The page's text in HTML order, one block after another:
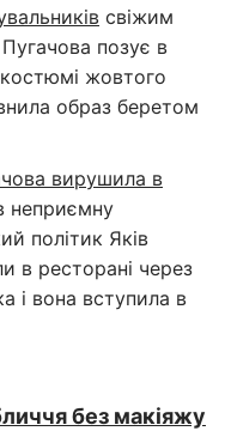
свіжим
позує в
костюмі жовтого
образ беретом
вирушила в
неприємну
політик Яків
в ресторані через
і вона вступила в
без макіяжу